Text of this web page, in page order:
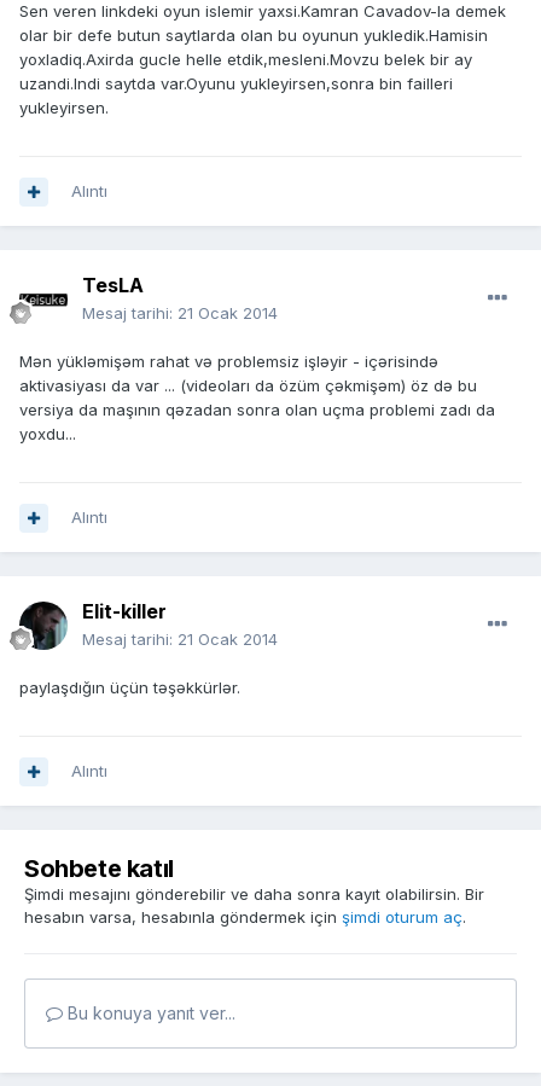
Sen veren linkdeki oyun islemir yaxsi.Kamran Cavadov-la demek
olar bir defe butun saytlarda olan bu oyunun yukledik.Hamisin
yoxladiq.Axirda gucle helle etdik,mesleni.Movzu belek bir ay
uzandi.Indi saytda var.Oyunu yukleyirsen,sonra bin failleri
yukleyirsen.
Alıntı
TesLA
Mesaj tarihi: 21 Ocak 2014
Mən yükləmişəm rahat və problemsiz işləyir - içərisində
aktivasiyası da var ... (videoları da özüm çəkmişəm) öz də bu
versiya da maşının qəzadan sonra olan uçma problemi zadı da
yoxdu...
Alıntı
Elit-killer
Mesaj tarihi: 21 Ocak 2014
paylaşdığın üçün təşəkkürlər.
Alıntı
Sohbete katıl
Şimdi mesajını gönderebilir ve daha sonra kayıt olabilirsin. Bir
hesabın varsa, hesabınla göndermek için şimdi oturum aç.
Bu konuya yanıt ver...